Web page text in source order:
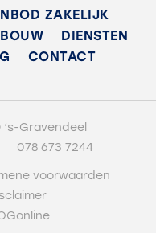
ZAKELIJK
DIENSTEN
CONTACT
Gravendeel
078 673 7244
voorwaarden